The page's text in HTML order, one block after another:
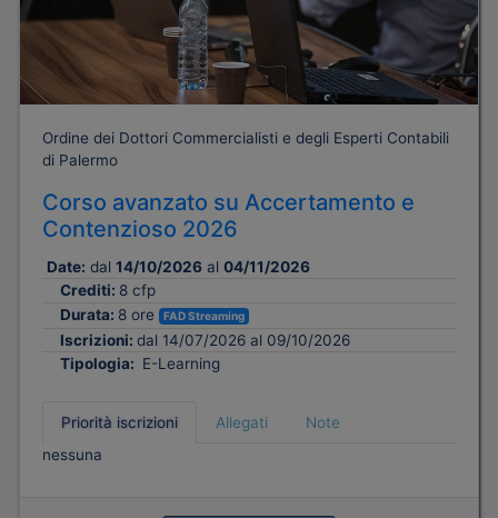
Ordine dei Dottori Commercialisti e degli Esperti Contabili
di Palermo
Corso avanzato su Accertamento e
Contenzioso 2026
Date: dal 14/10/2026 al 04/11/2026
Crediti: 8 cfp
Durata: 8 ore FAD Streaming
Iscrizioni: dal 14/07/2026 al 09/10/2026
Tipologia: E-Learning
Priorità iscrizioni Allegati
Note
nessuna